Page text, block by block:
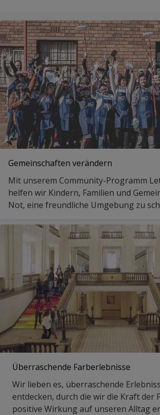
Gemeinschaften verändern
Mit unserem Community-Programm
helfen wir Kindern, Familien und
Not, eine freundliche Umgebung zu
Überraschende Farberlebnisse
Wir lieben es, überraschende
entdecken, durch die wir die Kraft der
positive Wirkung auf unseren Alltag